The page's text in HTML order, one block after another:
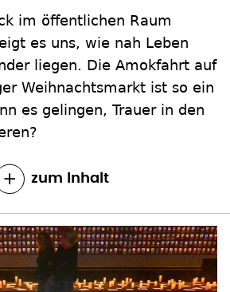
im öffentlichen Raum
es uns, wie nah Leben
liegen. Die Amokfahrt auf
Weihnachtsmarkt ist so ein
es gelingen, Trauer in den
zum Inhalt